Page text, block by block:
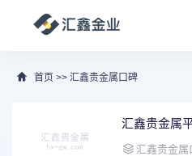
首页 >> 汇鑫贵金属口碑
汇鑫贵金属
汇鑫贵金属